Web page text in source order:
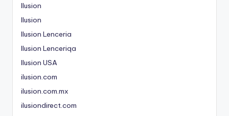
Ilusion
Ilusion
Ilusion Lenceria
Ilusion Lenceriqa
Ilusion USA
ilusion.com
ilusion.com.mx
ilusiondirect.com